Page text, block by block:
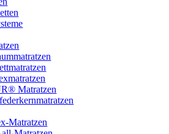
Matratzen
Matratzen